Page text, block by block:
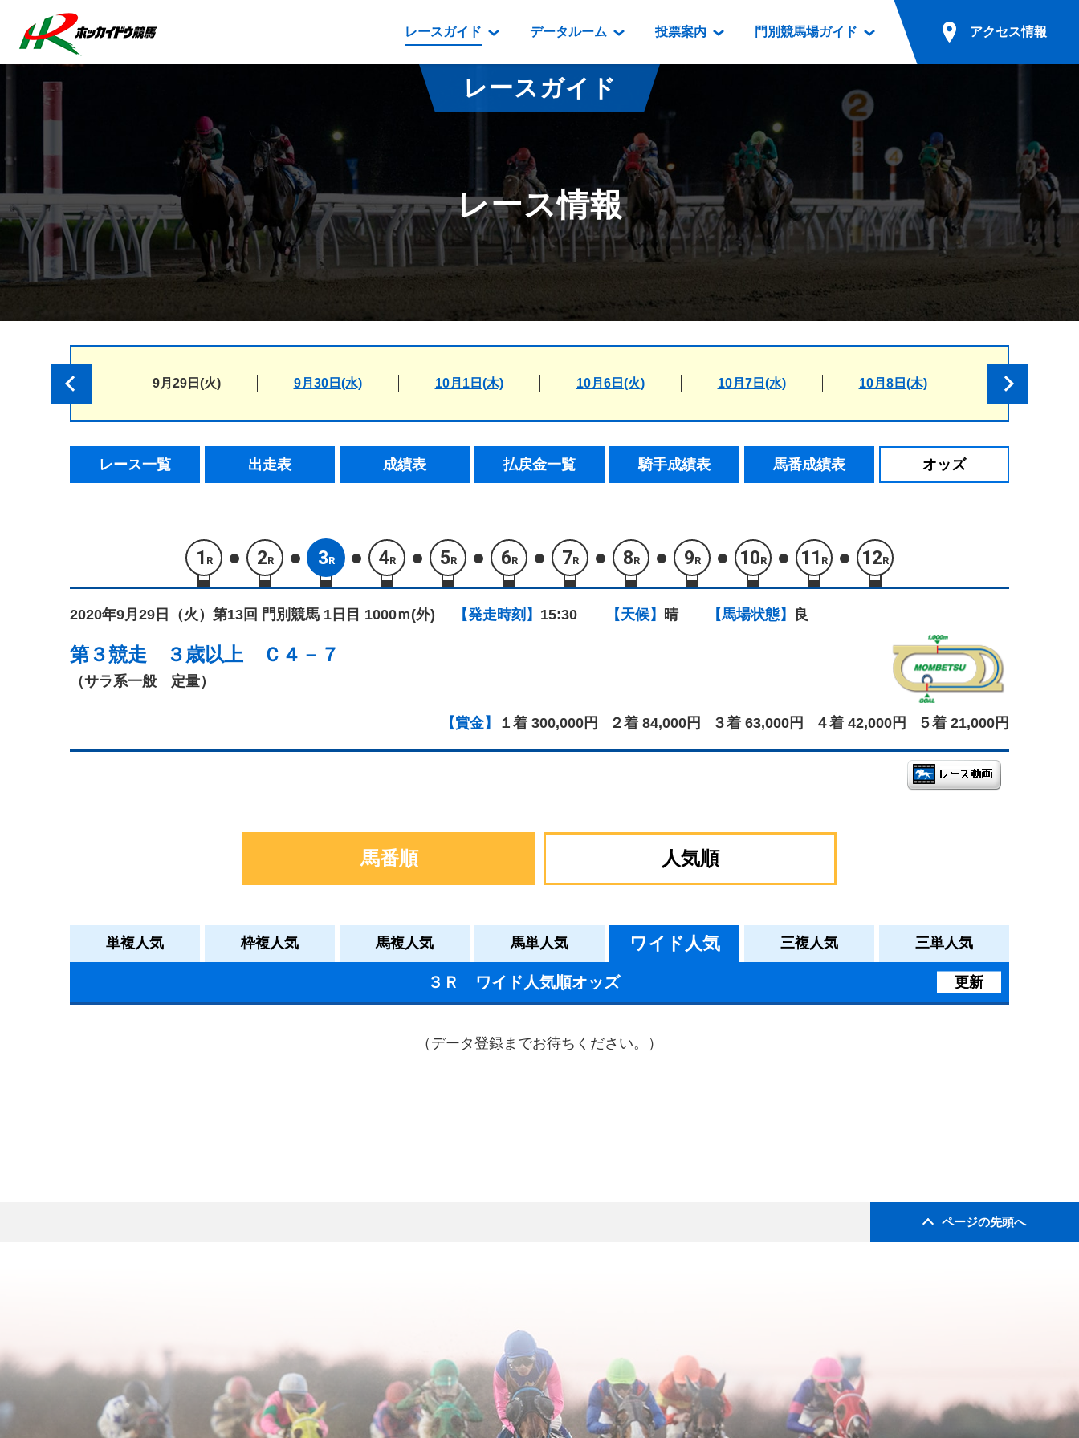
レースガイド
レース情報
払戻金一覧
騎手成績表
馬番成績表
オッズ
番組・級別表ダウンロード
開催カレンダー
重賞競走体系図
スタリオンシリーズ競走
道内の発売情報(PDF)
データルーム
データルーム
騎手・調教師紹介
坂路調教映像
遠征馬情報
番組編成要領
映像コンテンツ
重賞競走VTR
重賞競走参考VTR
レースダイジェスト
新馬ダイジェスト
投票案内
電話・インターネット投票
場外発売所
実況・テレホンサービス
発売・払戻
門別競馬場ガイド
門別競馬場情報
門別競馬場グルメ
とねっこジンギスカン
いずみ食堂
ルンビニフードカフェ
勝馬屋
アクセス情報
無料送迎バスでのご来場
公共の交通機関でのご来場
レースガイド
レース情報
9月29日(火) 9月30日(水) 10月1日(木) 10月6日(火) 10月7日(水) 10月8日(木)
レース一覧 出走表 成績表 払戻金一覧 騎手成績表 馬番成績表 オッズ
1 R 2R 3R 4R 5R 6R 7R 8R 9R 10R 11 R 12R
2020年9月29日（火） 第13回 門別競馬 1日目 1000ｍ(外) 【発走時刻】 15:30 【天候】 晴 【馬場状態】 良
第３競走 ３歳以上 Ｃ４－７
（サラ系一般 定量）
【賞金】 １着 300,000円 ２着 84,000円 ３着 63,000円 ４着 42,000円 ５着 21,000円
馬番順 人気順
単複人気 枠複人気 馬複人気 馬単人気 ワイド人気 三複人気 三単人気
３Ｒ ワイド人気順オッズ 更新
（データ登録までお待ちください。）
ページの先頭へ